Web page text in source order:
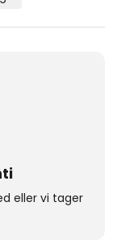
eller vi tager